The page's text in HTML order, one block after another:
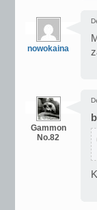
nowokaina
Gammon
No.82